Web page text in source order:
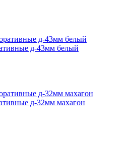
д-43мм белый
д-32мм махагон